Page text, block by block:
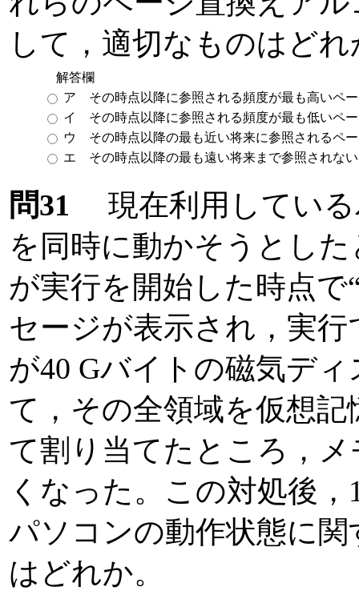
して，適切なものはどれ
解答欄
ア その時点以降に参照される頻度が最も高いペ
イ その時点以降に参照される頻度が最も低いペ
ウ その時点以降の最も近い将来に参照されるペ
エ その時点以降の最も遠い将来まで参照されな
問31 現在利用している
を同時に動かそうとし
が実行を開始した時点で
セージが表示され，実
が40 Gバイトの磁気デ
て，その全領域を仮想
て割り当てたところ，
くなった。この対処後
パソコンの動作状態に
はどれか。